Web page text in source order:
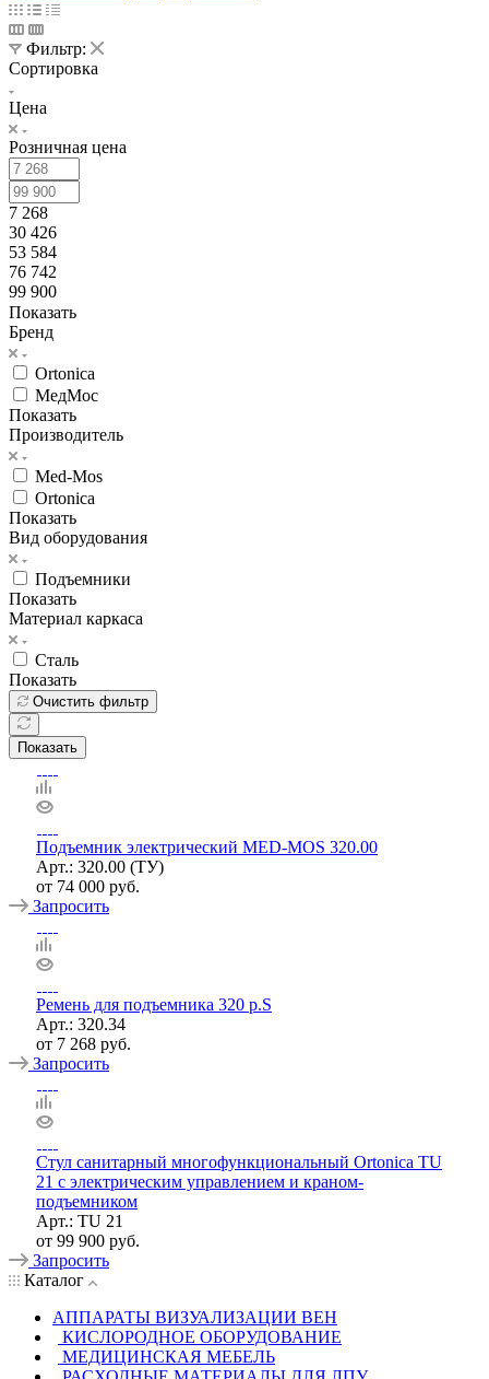
Фильтр:
Сортировка
Цена
Розничная цена
7 268
30 426
53 584
76 742
99 900
Показать
Бренд
Ortonica
МедМос
Показать
Производитель
Med-Mos
Ortonica
Показать
Вид оборудования
Подъемники
Показать
Материал каркаса
Сталь
Показать
Очистить фильтр
Показать
Подъемник электрический MED-MOS 320.00
Арт.: 320.00 (ТУ)
от 74 000 руб.
Запросить
Ремень для подъемника 320 р.S
Арт.: 320.34
от 7 268 руб.
Запросить
Стул санитарный многофункциональный Ortonica TU
21 с электрическим управлением и краном-
подъемником
Арт.: TU 21
от 99 900 руб.
Запросить
Каталог
АППАРАТЫ ВИЗУАЛИЗАЦИИ ВЕН
КИСЛОРОДНОЕ ОБОРУДОВАНИЕ
МЕДИЦИНСКАЯ МЕБЕЛЬ